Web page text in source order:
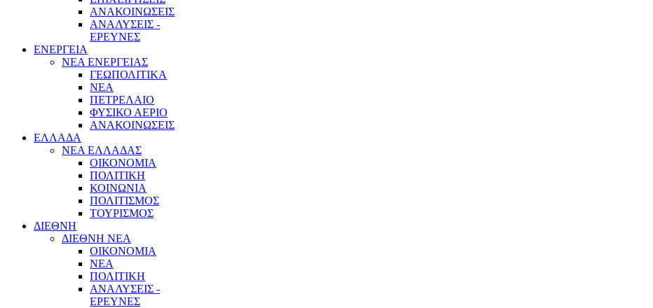
ΑΝΑΚΟΙΝΩΣΕΙΣ
ΑΝΑΛΥΣΕΙΣ -
ΕΡΕΥΝΕΣ
ΕΝΕΡΓΕΙΑ
ΝΕΑ ΕΝΕΡΓΕΙΑΣ
ΓΕΩΠΟΛΙΤΙΚΑ
ΝΕΑ
ΠΕΤΡΕΛΑΙΟ
ΦΥΣΙΚΟ ΑΕΡΙΟ
ΑΝΑΚΟΙΝΩΣΕΙΣ
ΕΛΛΑΔΑ
ΝΕΑ ΕΛΛΑΔΑΣ
ΟΙΚΟΝΟΜΙΑ
ΠΟΛΙΤΙΚΗ
ΚΟΙΝΩΝΙΑ
ΠΟΛΙΤΙΣΜΟΣ
ΤΟΥΡΙΣΜΟΣ
ΔΙΕΘΝΗ
ΔΙΕΘΝΗ ΝΕΑ
ΟΙΚΟΝΟΜΙΑ
ΝΕΑ
ΠΟΛΙΤΙΚΗ
ΑΝΑΛΥΣΕΙΣ -
ΕΡΕΥΝΕΣ